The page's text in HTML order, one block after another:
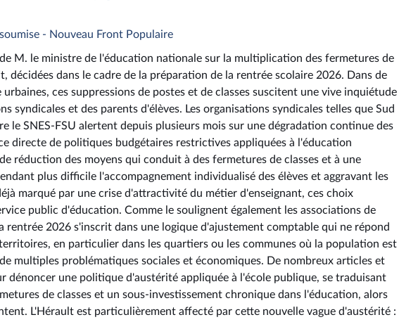
- Nouveau Front Populaire
M. le ministre de l'éducation nationale sur la multiplication des fermetures de
décidées dans le cadre de la préparation de la rentrée scolaire 2026. Dans de
ces suppressions de postes et de classes suscitent une vive inquiétude
syndicales et des parents d'élèves. Les organisations syndicales telles que Sud
le SNES-FSU alertent depuis plusieurs mois sur une dégradation continue des
directe de politiques budgétaires restrictives appliquées à l'éducation
réduction des moyens qui conduit à des fermetures de classes et à une
plus difficile l'accompagnement individualisé des élèves et aggravant les
marqué par une crise d'attractivité du métier d'enseignant, ces choix
public d'éducation. Comme le soulignent également les associations de
rentrée 2026 s'inscrit dans une logique d'ajustement comptable qui ne répond
en particulier dans les quartiers ou les communes où la population est
multiples problématiques sociales et économiques. De nombreux articles et
dénoncer une politique d'austérité appliquée à l'école publique, se traduisant
de classes et un sous-investissement chronique dans l'éducation, alors
L'Hérault est particulièrement affecté par cette nouvelle vague d'austérité :